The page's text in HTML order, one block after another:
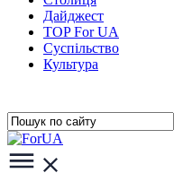
Дайджест
TOP For UA
Суспiльство
Культура